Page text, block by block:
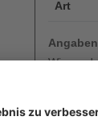
Art
Wiegand